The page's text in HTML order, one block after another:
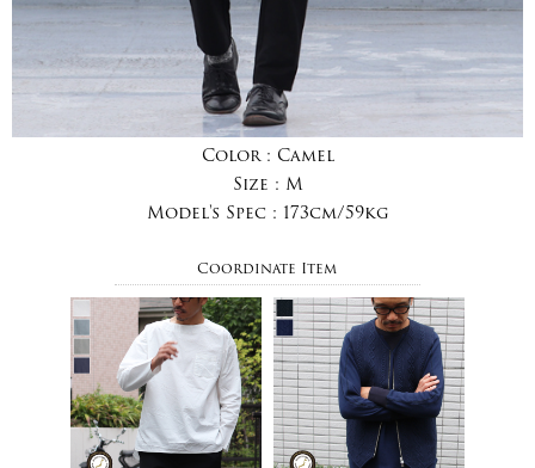
Color : Camel
Size : M
Model's Spec : 173cm/59kg
Coordinate Item